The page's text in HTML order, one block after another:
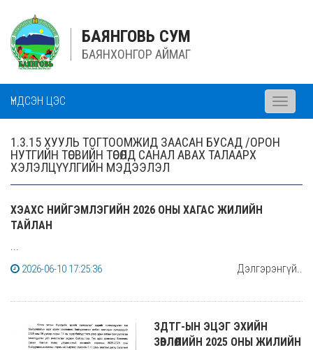
БАЯНГОВЬ СУМ
БАЯНХОНГОР АЙМАГ
ҮНДСЭН ЦЭС
Toggle
1.3.15 ХУУЛЬ ТОГТООМЖИД ЗААСАН БУСАД /ОРОН
НУТГИЙН ТӨСВИЙН ТӨСӨЛД САНАЛ АВАХ ТАЛААРХ
ХЭЛЭЛЦҮҮЛГИЙН МЭДЭЭЛЭЛ
ХЭАХС НИЙГЭМЛЭГИЙН 2026 ОНЫ ХАГАС ЖИЛИЙН
ТАЙЛАН
...
2026-06-10 17:25:36
Дэлгэрэнгүй..
ЗДТГ-ЫН ЭЦЭГ ЭХИЙН
ЗӨВЛӨЛИЙН 2025 ОНЫ ЖИЛИЙН